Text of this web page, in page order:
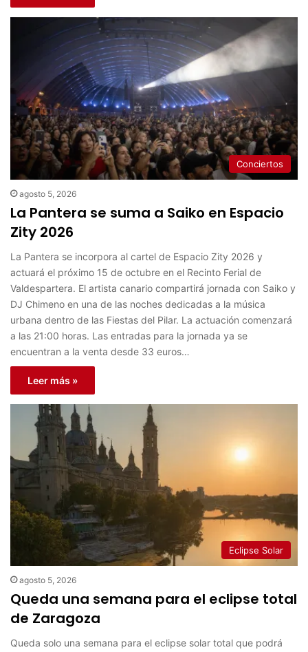
Conciertos
agosto 5, 2026
La Pantera se suma a Saiko en Espacio
Zity 2026
La Pantera se incorpora al cartel de Espacio Zity 2026 y
actuará el próximo 15 de octubre en el Recinto Ferial de
Valdespartera. El artista canario compartirá jornada con Saiko y
DJ Chimeno en una de las noches dedicadas a la música
urbana dentro de las Fiestas del Pilar. La actuación comenzará
a las 21:00 horas. Las entradas para la jornada ya se
encuentran a la venta desde 33 euros…
Leer más »
Eclipse Solar
agosto 5, 2026
Queda una semana para el eclipse total
de Zaragoza
Queda solo una semana para el eclipse solar total que podrá